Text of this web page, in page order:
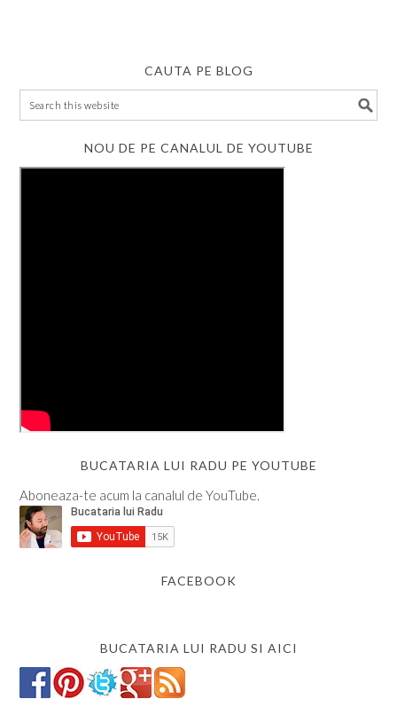
CAUTA PE BLOG
NOU DE PE CANALUL DE YOUTUBE
BUCATARIA LUI RADU PE YOUTUBE
Aboneaza-te acum la canalul de YouTube.
FACEBOOK
BUCATARIA LUI RADU SI AICI